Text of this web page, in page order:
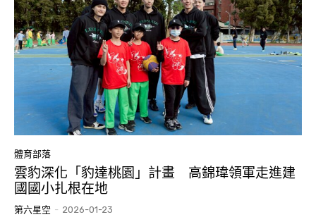
體育部落
雲豹深化「豹達桃園」計畫 高錦瑋領軍走進建
國國小扎根在地
第六星空 - 2026-01-23